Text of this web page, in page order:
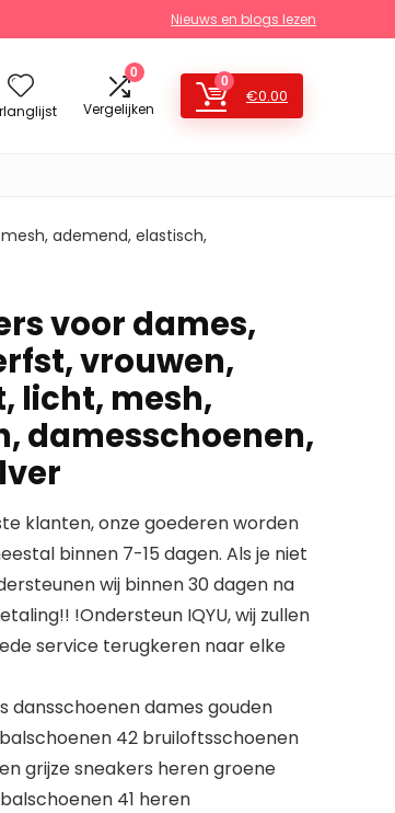
Nieuws en blogs lezen
0
Vergelijken
0
€0.00
ademend, elastisch,
voor dames,
vrouwen,
licht, mesh,
damesschoenen,
klanten, onze goederen worden
binnen 7-15 dagen. Als je niet
wij binnen 30 dagen na
!Ondersteun IQYU, wij zullen
service terugkeren naar elke
dansschoenen dames gouden
42 bruiloftsschoenen
grijze sneakers heren groene
41 heren